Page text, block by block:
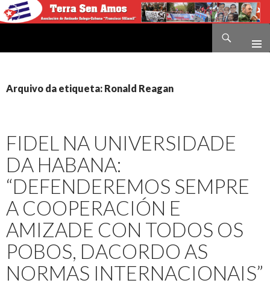
Arquivo da etiqueta: Ronald Reagan
FIDEL NA UNIVERSIDADE
DA HABANA:
“DEFENDEREMOS SEMPRE
A COOPERACIÓN E
AMIZADE CON TODOS OS
POBOS, DACORDO AS
NORMAS INTERNACIONAIS”